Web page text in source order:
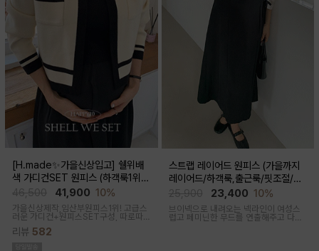
[H.made✨가을신상입고] 쉘위배
색 가디건SET 원피스 (하객룩1위/
고급미/가디건SET/임산부,출산후,
누구나예쁜핏)
41,900 10%
가을신상제작,임산부원피스1위! 고급스
러운 가디건+원피스SET구성, 따로따
리뷰 582
스트랩 레이어드 원피스 (가을까지
레이어드/하객룩,출근룩/핏조절/임
산부,출산후 착용가능)
23,400 10%
브이넥으로 내려오는 넥라인이 여성스
럽고 페미닌한 무드를 연출해주고 다양